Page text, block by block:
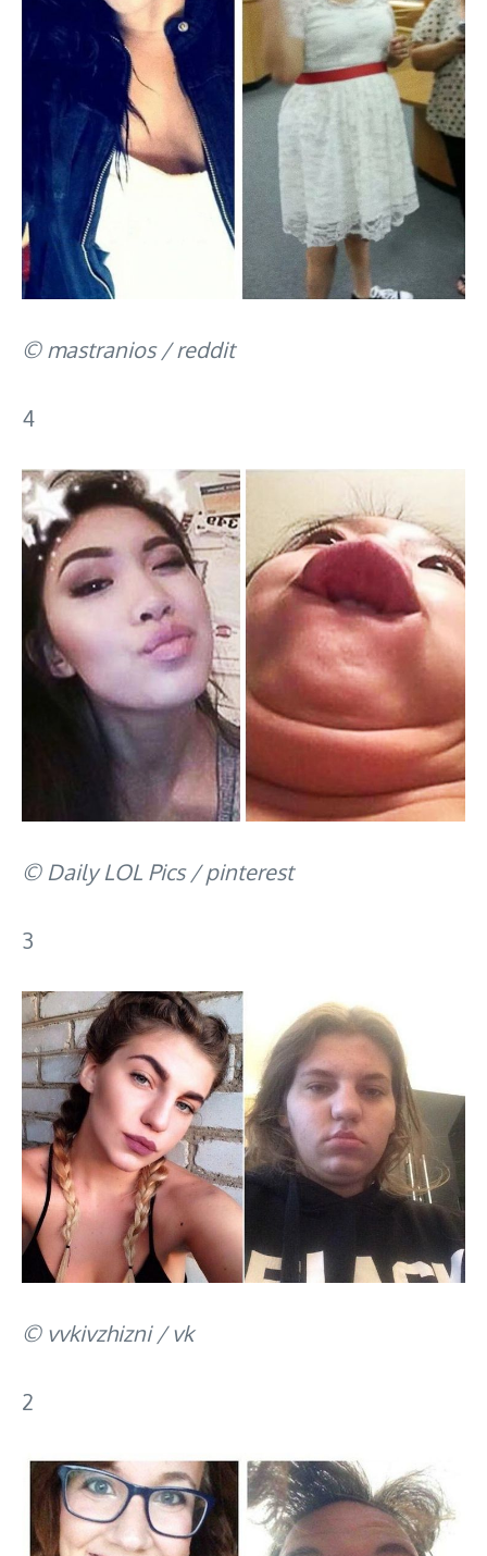
© mastranios / reddit
4
© Daily LOL Pics / pinterest
3
© vvkivzhizni / vk
2